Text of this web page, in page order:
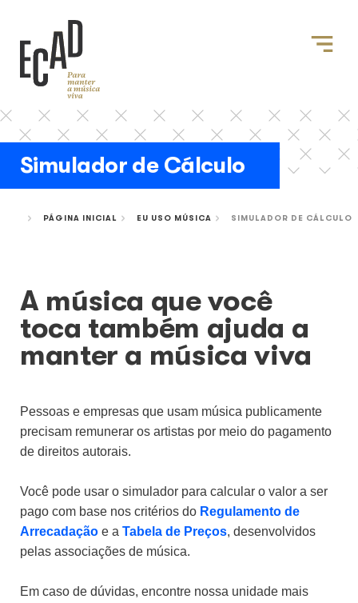
PÁGINA INICIAL EU USO MÚSICA SIMULADOR DE CÁLCULO
Simulador de Cálculo
A música que você
toca também ajuda a
manter a música viva
Pessoas e empresas que usam música publicamente
precisam remunerar os artistas por meio do pagamento
de direitos autorais.
Você pode usar o simulador para calcular o valor a ser
pago com base nos critérios do Regulamento de
Arrecadação e a Tabela de Preços, desenvolvidos
pelas associações de música.
Em caso de dúvidas, encontre nossa unidade mais